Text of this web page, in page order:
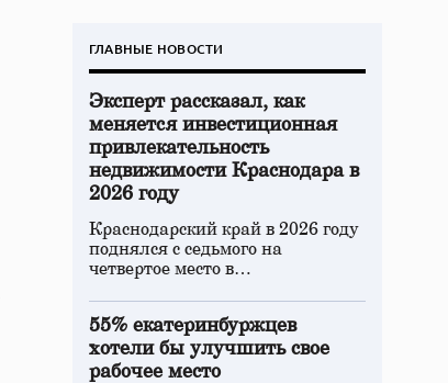
ГЛАВНЫЕ НОВОСТИ
Эксперт рассказал, как
меняется инвестиционная
привлекательность
недвижимости Краснодара в
2026 году
Краснодарский край в 2026 году
поднялся с седьмого на
четвертое место в…
55% екатеринбуржцев
хотели бы улучшить свое
рабочее место